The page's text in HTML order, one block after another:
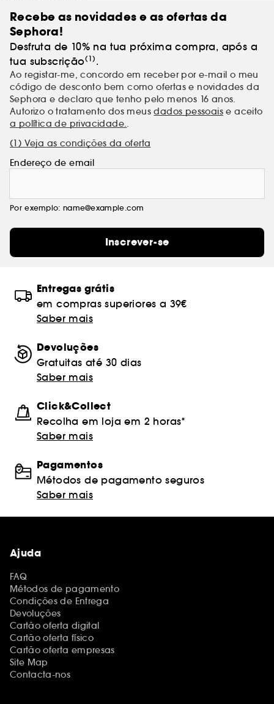
Recebe as novidades e as ofertas da
Sephora!
Desfruta de 10% na tua próxima compra, após a
tua subscrição(1) .
Ao registar-me, concordo em receber por e-mail o meu
código de desconto bem como ofertas e novidades da
Sephora e declaro que tenho pelo menos 16 anos.
Autorizo o tratamento dos meusdados pessoais e aceito
a política de privacidade..
(1) Veja as condições da oferta
Endereço de email
Por exemplo: name@example.com
Inscrever-se
Entregas grátis
em compras superiores a 39€
Saber mais
Devoluções
Gratuitas até 30 dias
Saber mais
Click&Collect
Recolha em loja em 2 horas*
Saber mais
Pagamentos
Métodos de pagamento seguros
Saber mais
Ajuda
FAQ
Métodos de pagamento
Condições de Entrega
Devoluções
Cartão oferta digital
Cartão oferta físico
Cartão oferta empresas
Site Map
Contacta-nos